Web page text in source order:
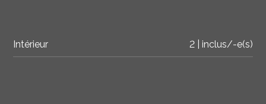
Intérieur 2 | inclus/-e(s)